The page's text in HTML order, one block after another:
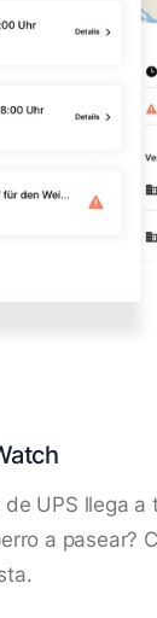
de UPS llega a
a pasear?